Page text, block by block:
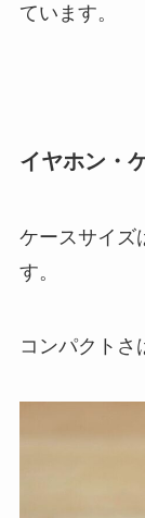
ています。
イヤホン・
ケースサイズ
す。
コンパクトさ